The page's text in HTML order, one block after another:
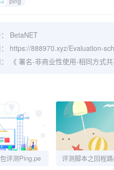
BetaNET
https://888970.xyz/Evaluation-
《 署名-非商业性使用-相同方式
评测Ping.pe